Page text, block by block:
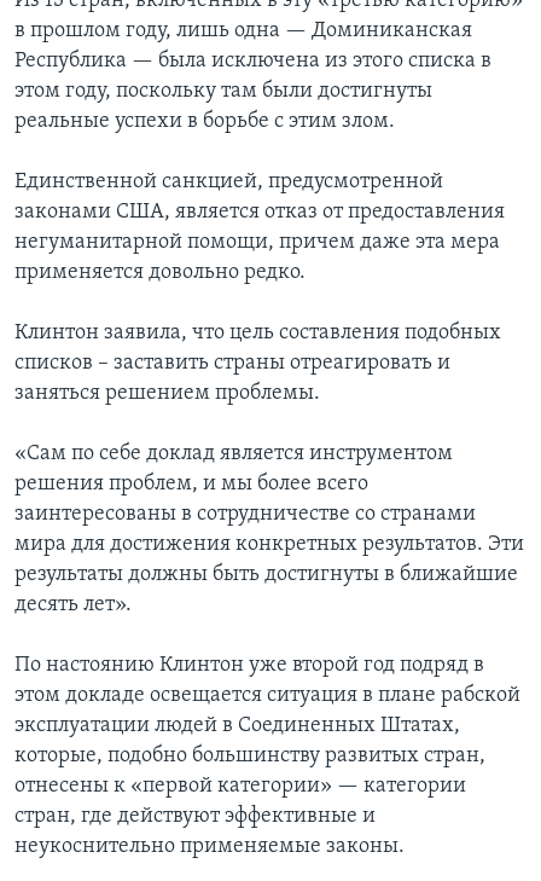
в прошлом году, лишь одна — Доминиканская
Республика — была исключена из этого списка в
этом году, поскольку там были достигнуты
реальные успехи в борьбе с этим злом.
Единственной санкцией, предусмотренной
законами США, является отказ от предоставления
негуманитарной помощи, причем даже эта мера
применяется довольно редко.
Клинтон заявила, что цель составления подобных
списков – заставить страны отреагировать и
заняться решением проблемы.
«Сам по себе доклад является инструментом
решения проблем, и мы более всего
заинтересованы в сотрудничестве со странами
мира для достижения конкретных результатов. Эти
результаты должны быть достигнуты в ближайшие
десять лет».
По настоянию Клинтон уже второй год подряд в
этом докладе освещается ситуация в плане рабской
эксплуатации людей в Соединенных Штатах,
которые, подобно большинству развитых стран,
отнесены к «первой категории» — категории
стран, где действуют эффективные и
неукоснительно применяемые законы.